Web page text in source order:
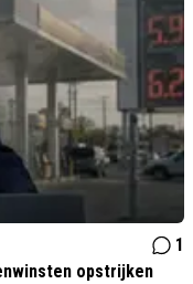
1
opstrijken